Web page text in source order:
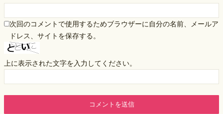
次回のコメントで使用するためブラウザーに自分の名前、メールア
ドレス、サイトを保存する。
上に表示された文字を入力してください。